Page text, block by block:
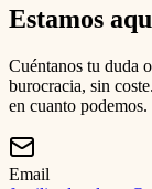
Estamos
Cuéntanos tu duda
burocracia, sin
en cuanto podemos.
Email